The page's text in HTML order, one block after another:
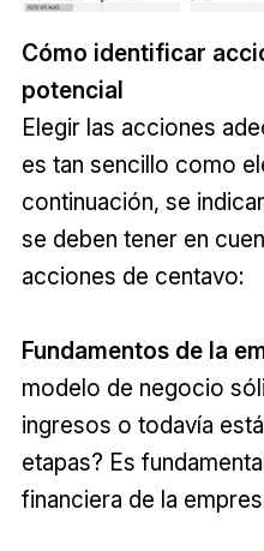
Cómo identificar
potencial
Elegir las acciones
es tan sencillo como
continuación, se
se deben tener en
acciones de centavo:
Fundamentos de la
modelo de negocio
ingresos o todavía
etapas? Es
financiera de la